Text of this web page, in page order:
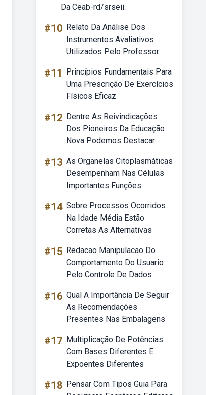
Da Ceab-rd/srseii.
#10 Relato Da Análise Dos
Instrumentos Avaliativos
Utilizados Pelo Professor
#11
Princípios Fundamentais Para
Uma Prescrição De Exercícios
Físicos Eficaz
#12 Dentre As Reivindicações
Dos Pioneiros Da Educação
Nova Podemos Destacar
#13 As Organelas Citoplasmáticas
Desempenham Nas Células
Importantes Funções
#14 Sobre Processos Ocorridos
Na Idade Média Estão
Corretas As Alternativas
#15 Redacao Manipulacao Do
Comportamento Do Usuario
Pelo Controle De Dados
#16 Qual A Importância De Seguir
As Recomendações
Presentes Nas Embalagens
#17 Multiplicação De Potências
Com Bases Diferentes E
Expoentes Diferentes
#18 Pensar Com Tipos Guia Para